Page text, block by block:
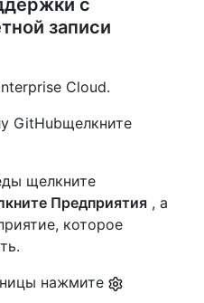
с
записи
Cloud.
GitHubщелкните
щелкните
Предприятия , а
которое
нажмите